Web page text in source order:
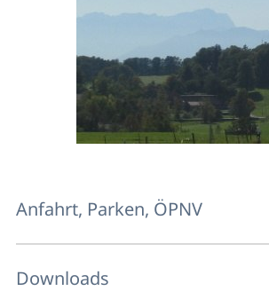
Anfahrt, Parken, ÖPNV
Downloads